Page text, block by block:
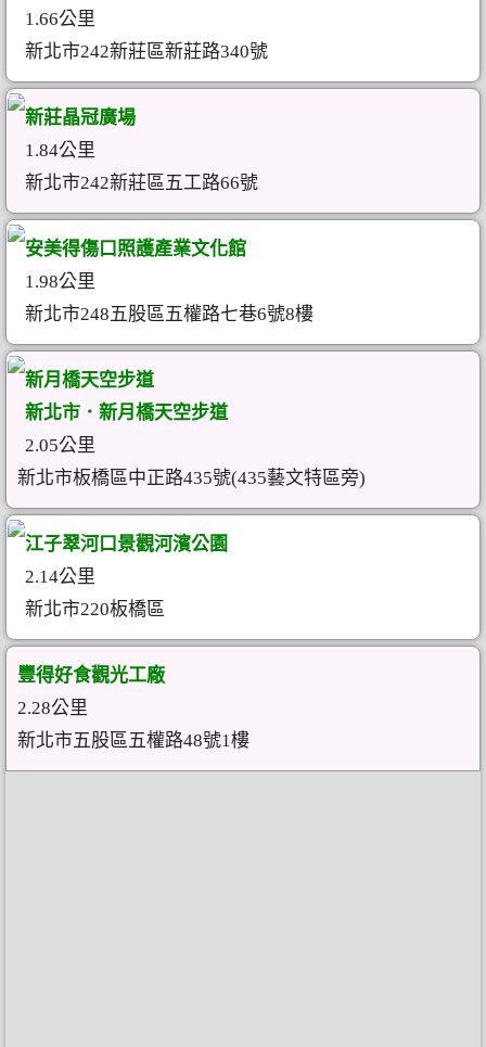
1.66公里
新北市242新莊區新莊路340號
新莊晶冠廣場
1.84公里
新北市242新莊區五工路66號
安美得傷口照護產業文化館
1.98公里
新北市248五股區五權路七巷6號8樓
新月橋天空步道
新北市．新月橋天空步道
2.05公里
新北市板橋區中正路435號(435藝文特區旁)
江子翠河口景觀河濱公園
2.14公里
新北市220板橋區
豐得好食觀光工廠
2.28公里
新北市五股區五權路48號1樓